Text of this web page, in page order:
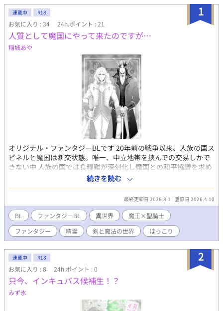
1
連載中 R18
お気に入り : 34 24h.ポイント : 21
人質として魔国にやって来たのですが…
稲城あや
オリジナル・ファンタジーBLです 20年前の戦争以来、人族の国ス
ピネルと魔国は断交状態。唯一、中立地帯を挟んでの交易しかで
きない中 人族の国では食糧難が深刻化し魔国との和平協議を求め
る。しかし戦時の状況をまるで理解できていない人族の交渉団の
せいで魔国側の対応は冷ややかであった。なんとしても交渉を続
けたい人族側は聖騎士サリウスを人質として差し出すことにする
のであった…天然聖騎士サリウスと訳あり魔王アルバスの物語 魔
王×聖騎士です
続きを読む
最終更新日 2026.8.1 登録日 2026.4.10
BL ファンタジーBL 異世界
魔王×聖騎士
ファンタジー
精霊 剣と魔法の世界 ほっこり
2
連載中 R18
お気に入り : 8 24h.ポイント : 0
只今、インキュバス候補生！？
みず氷